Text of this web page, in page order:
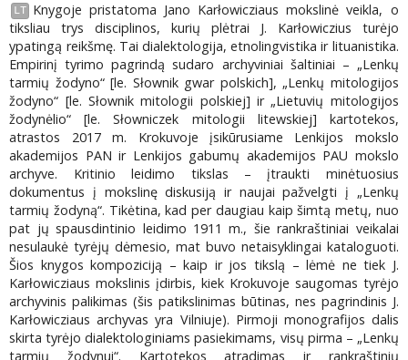
LT
Knygoje pristatoma Jano Karłowicziaus mokslinė veikla, o
tiksliau trys disciplinos, kurių plėtrai J. Karłowiczius turėjo
ypatingą reikšmę. Tai dialektologija, etnolingvistika ir lituanistika.
Empirinį tyrimo pagrindą sudaro archyviniai šaltiniai – „Lenkų
tarmių žodyno“ [le. Słownik gwar polskich], „Lenkų mitologijos
žodyno“ [le. Słownik mitologii polskiej] ir „Lietuvių mitologijos
žodynėlio“ [le. Słowniczek mitologii litewskiej] kartotekos,
atrastos 2017 m. Krokuvoje įsikūrusiame Lenkijos mokslo
akademijos PAN ir Lenkijos gabumų akademijos PAU mokslo
archyve. Kritinio leidimo tikslas – įtraukti minėtuosius
dokumentus į mokslinę diskusiją ir naujai pažvelgti į „Lenkų
tarmių žodyną“. Tikėtina, kad per daugiau kaip šimtą metų, nuo
pat jų spausdintinio leidimo 1911 m., šie rankraštiniai veikalai
nesulaukė tyrėjų dėmesio, mat buvo netaisyklingai kataloguoti.
Šios knygos kompoziciją – kaip ir jos tikslą – lėmė ne tiek J.
Karłowicziaus mokslinis įdirbis, kiek Krokuvoje saugomas tyrėjo
archyvinis palikimas (šis patikslinimas būtinas, nes pagrindinis J.
Karłowicziaus archyvas yra Vilniuje). Pirmoji monografijos dalis
skirta tyrėjo dialektologiniams pasiekimams, visų pirma – „Lenkų
tarmių žodynui“. Kartotekos atradimas ir rankraštinių